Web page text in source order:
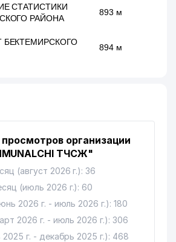
СТАТИСТИКИ
РАЙОНА
893 м
БЕКТЕМИРСКОГО
894 м
организации
ТЧСЖ"
(август 2026 г.): 36
(июль 2026 г.): 60
2026 г. - июль 2026 г.): 180
2026 г. - июль 2026 г.): 306
г. - декабрь 2025 г.): 468